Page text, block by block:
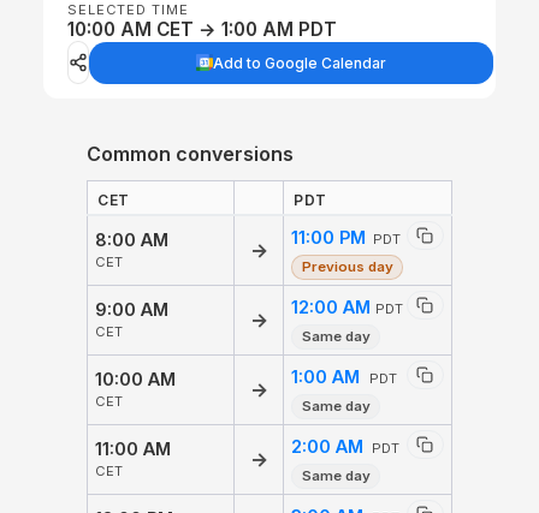
SELECTED TIME
10:00 AM CET → 1:00 AM PDT
Add to Google Calendar
Common conversions
CET PDT
8:00 AM
CET
→
11:00 PM PDT
Previous day
9:00 AM
CET
→
12:00 AM PDT
Same day
10:00 AM
CET
→
1:00 AM
PDT
Same day
11:00 AM
CET
→
2:00 AM
PDT
Same day